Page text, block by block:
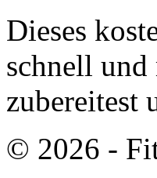
Dieses
schnell
zubereitest
© 2026 ‐